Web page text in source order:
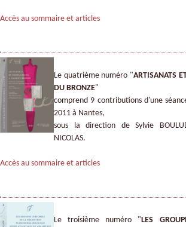
Accès au sommaire et articles
Le quatrième numéro "ARTISANATS
DU BRONZE"
comprend 9 contributions d'une
2011 à Nantes,
sous la direction de Sylvie
NICOLAS.
Accès au sommaire et articles
Le troisième numéro " LES